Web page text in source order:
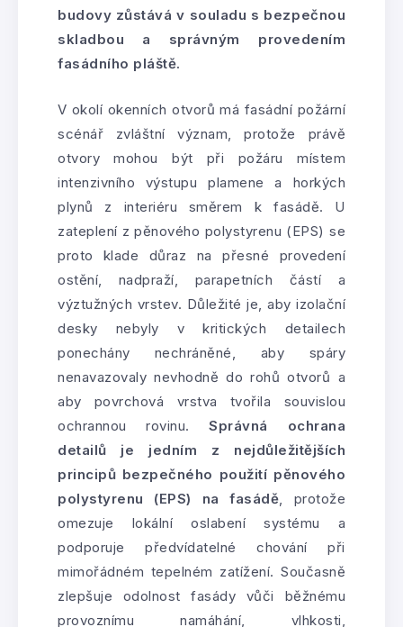
budovy zůstává v souladu s bezpečnou
skladbou a správným provedením
fasádního pláště.
V okolí okenních otvorů má fasádní požární
scénář zvláštní význam, protože právě
otvory mohou být při požáru místem
intenzivního výstupu plamene a horkých
plynů z interiéru směrem k fasádě. U
zateplení z pěnového polystyrenu (EPS) se
proto klade důraz na přesné provedení
ostění, nadpraží, parapetních částí a
výztužných vrstev. Důležité je, aby izolační
desky nebyly v kritických detailech
ponechány nechráněné, aby spáry
nenavazovaly nevhodně do rohů otvorů a
aby povrchová vrstva tvořila souvislou
ochrannou rovinu.Správná ochrana
detailů je jedním z nejdůležitějších
principů bezpečného použití pěnového
polystyrenu (EPS) na fasádě, protože
omezuje lokální oslabení systému a
podporuje předvídatelné chování při
mimořádném tepelném zatížení. Současně
zlepšuje odolnost fasády vůči běžnému
provoznímu namáhání, vlhkosti,